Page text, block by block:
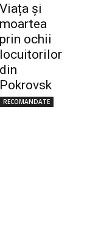
Viața și
moartea
prin ochii
locuitorilor
din
Pokrovsk
RECOMANDATE